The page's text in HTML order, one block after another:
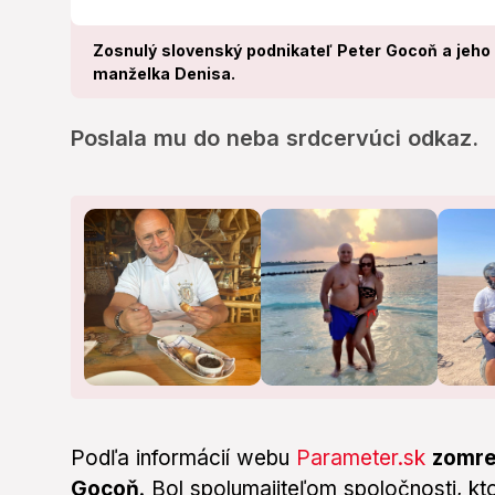
Zosnulý slovenský podnikateľ Peter Gocoň a jeho
manželka Denisa.
Poslala mu do neba srdcervúci odkaz.
Podľa informácií webu Parameter.sk
Gocoň. Bol spolumajiteľom spoločnosti,